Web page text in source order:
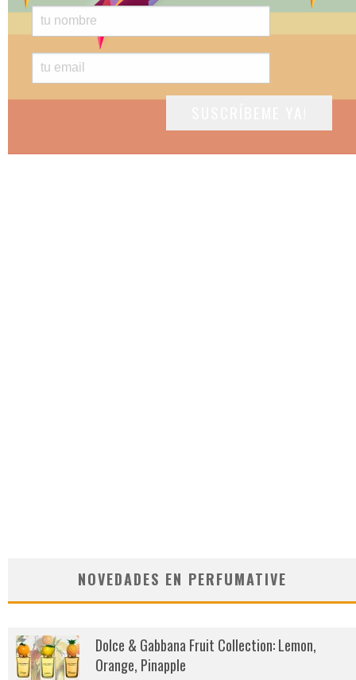
NOVEDADES EN PERFUMATIVE
Dolce & Gabbana Fruit Collection: Lemon,
Orange, Pinapple